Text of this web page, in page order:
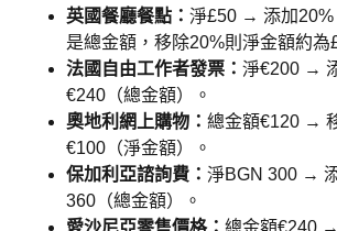
英國餐廳餐點： 淨£50 → 添加20%
是總金額，移除20%則淨金額約為
法國自由工作者發票： 淨€200 →
€240（總金額）。
奧地利網上購物： 總金額€120 →
€100（淨金額）。
保加利亞諮詢費： 淨BGN 300 →
360（總金額）。
愛沙尼亞零售價格： 總金額€240